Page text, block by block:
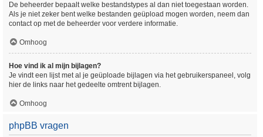
De beheerder bepaalt welke bestandstypes al dan niet toegestaan worden.
Als je niet zeker bent welke bestanden geüpload mogen worden, neem dan
contact op met de beheerder voor verdere informatie.
Omhoog
Hoe vind ik al mijn bijlagen?
Je vindt een lijst met al je geüploade bijlagen via het gebruikerspaneel, volg
hier de links naar het gedeelte omtrent bijlagen.
Omhoog
phpBB vragen